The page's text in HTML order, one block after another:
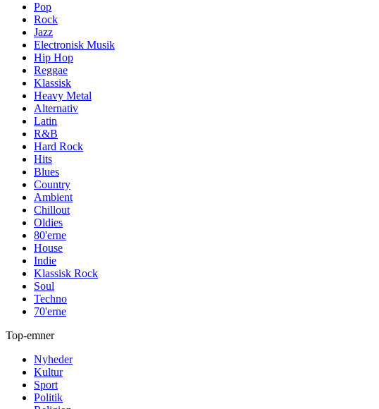
Pop
Rock
Jazz
Electronisk Musik
Hip Hop
Reggae
Klassisk
Heavy Metal
Alternativ
Latin
R&B
Hard Rock
Hits
Blues
Country
Ambient
Chillout
Oldies
80'erne
House
Indie
Klassisk Rock
Soul
Techno
70'erne
Top-emner
Nyheder
Kultur
Sport
Politik